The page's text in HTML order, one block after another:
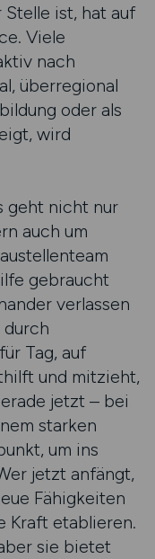
ist, hat auf
Viele
nach
überregional
oder als
wird
geht nicht nur
auch um
gebraucht
verlassen
durch
Tag, auf
und mitzieht,
jetzt – bei
starken
um ins
jetzt anfängt,
Fähigkeiten
Kraft etablieren.
sie bietet